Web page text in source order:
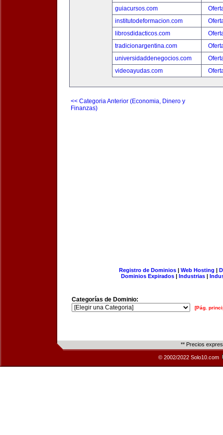
guiacursos.com
institutodeformacion.com
librosdidacticos.com
tradicionargentina.com
universidaddenegocios.com
videoayudas.com
<< Categoria Anterior (Economia, Dinero y
Finanzas)
Registro de Dominios| Web Hosting |
Dominios Expirados | Industrias |
Categorías de Dominio:
[Pág.
** Precios
© 2002/2022 Solo10.com